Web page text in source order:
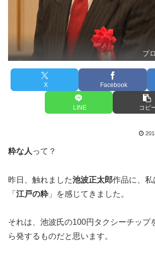
プ
X Facebook
LINE コピ
粋な人 って？
昨日、触れました池波正太郎作品に、私
「 江戸の粋 」を感じてきました。
それは、池波氏の100円タクシーチップ
ら発するものだと思います。